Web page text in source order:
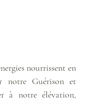
nourrissent en
notre Guérison et
à notre élévation,